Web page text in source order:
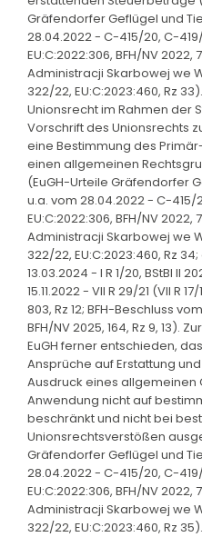
Gräfendorfer Geflügel und
28.04.2022 - C-415/20, C-
EU:C:2022:306, BFH/NV 2022,
Administracji Skarbowej we
322/22, EU:C:2023:460, Rz
Unionsrecht im Rahmen der
Vorschrift des Unionsrechts
eine Bestimmung des
einen allgemeinen
(EuGH-Urteile Gräfendorfer
u.a. vom 28.04.2022 - C-
EU:C:2022:306, BFH/NV 2022,
Administracji Skarbowej we
322/22, EU:C:2023:460, Rz
13.03.2024 - I R 1/20, BStBl II
15.11.2022 - VII R 29/21 (VII R
803, Rz 12; BFH-Beschluss
BFH/NV 2025, 164, Rz 9, 13).
EuGH ferner entschieden,
Ansprüche auf Erstattung
Ausdruck eines allgemeinen
Anwendung nicht auf
beschränkt und nicht bei
Unionsrechtsverstößen
Gräfendorfer Geflügel und
28.04.2022 - C-415/20, C-
EU:C:2022:306, BFH/NV 2022,
Administracji Skarbowej we
322/22, EU:C:2023:460, Rz 35).